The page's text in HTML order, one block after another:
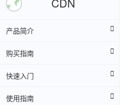
产品简介
购买指南
快速入门
使用指南